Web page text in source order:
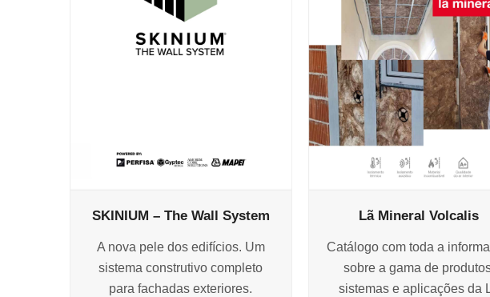
SKINIUM – The Wall System
A nova pele dos edifícios. Um
sistema construtivo completo
para fachadas exteriores.
Lã Mineral Volcalis
Catálogo com toda a
sobre a gama de
sistemas e aplicações da